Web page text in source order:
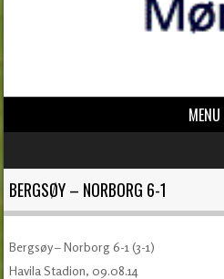
MENU
BERGSØY – NORBORG 6-1
Bergsøy – Norborg 6-1 (3-1)
Havila Stadion, 09.08.14